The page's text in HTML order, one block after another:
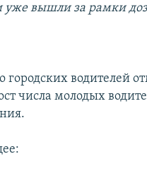
уже вышли за рамки
водителей
числа молодых